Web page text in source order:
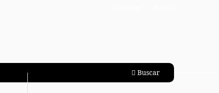
Buscar